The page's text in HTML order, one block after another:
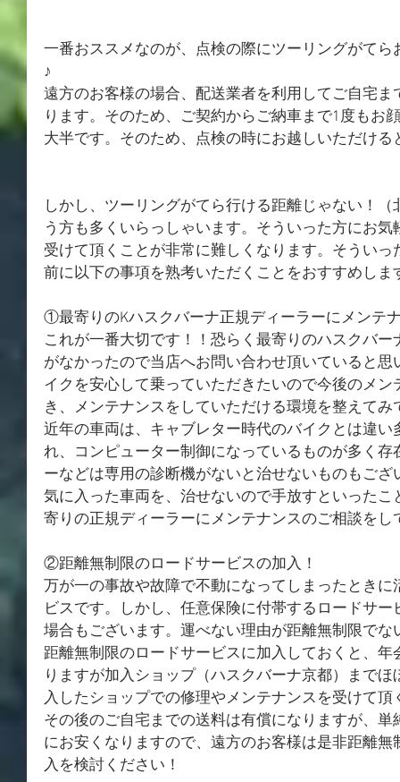
一番おススメなのが、点検の際にツーリングがて
♪
遠方のお客様の場合、配送業者を利用してご自宅
ります。そのため、ご契約からご納車まで1度もお
大半です。そのため、点検の時にお越しいただける
しかし、ツーリングがてら行ける距離じゃない！
う方も多くいらっしゃいます。そういった方にお
受けて頂くことが非常に難しくなります。そうい
前に以下の事項を熟考いただくことをおすすめしま
①最寄りのKハスクバーナ正規ディーラーにメンテ
これが一番大切です！！恐らく最寄りのハスクバ
がなかったので当店へお問い合わせ頂いていると
イクを安心して乗っていただきたいので今後のメ
き、メンテナンスをしていただける環境を整えてみ
近年の車両は、キャブレター時代のバイクとは違
れ、コンピューター制御になっているものが多く
ーなどは専用の診断機がないと治せないものもござ
気に入った車両を、治せないので手放すといった
寄りの正規ディーラーにメンテナンスのご相談をし
②距離無制限のロードサービスの加入！
万が一の事故や故障で不動になってしまったとき
ビスです。しかし、任意保険に付帯するロードサー
場合もございます。運べない理由が距離無制限でな
距離無制限のロードサービスに加入しておくと、
りますが加入ショップ（ハスクバーナ京都）まで
入したショップでの修理やメンテナンスを受けて頂
その後のご自宅までの送料は有償になりますが、
にお安くなりますので、遠方のお客様は是非距離
入を検討ください！